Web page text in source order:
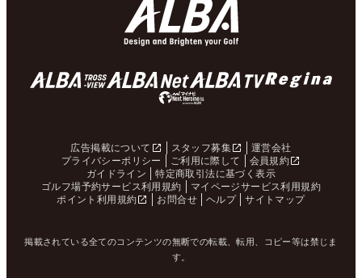
広告掲載について スタッフ募集
運営会社
プライバシーポリシー
ご利用に際して
会員規約
ガイドライン
特定商取引法に基づく表示
ゴルフ場予約サービス利用規約
マイページサービス利用規約
ポイント利用規約
お問合せ ヘルプ サイトマップ
掲載されている全てのコンテンツの無断での転載、転用、コピー等は禁じま
す。